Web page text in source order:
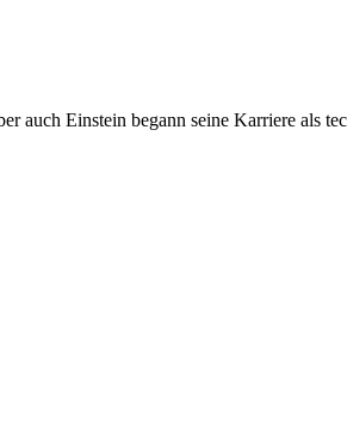
Einstein begann seine Karriere als